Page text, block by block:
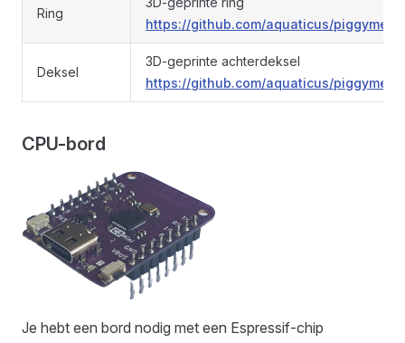
Ring
https://github.com/aquaticus/
Deksel
3D-geprinte achterdeksel
https://github.com/aquaticus/
CPU-bord
Je hebt een bord nodig met een Espressif-chip